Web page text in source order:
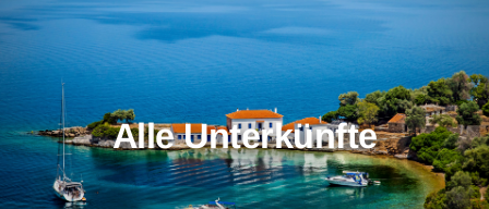
Alle Unterkünfte